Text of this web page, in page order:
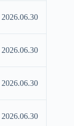
2026.06.30
2026.06.30
2026.06.30
2026.06.30